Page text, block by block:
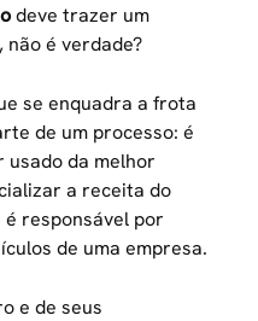
deve trazer um
é verdade?
se enquadra a frota
de um processo: é
usado da melhor
a receita do
é responsável por
de uma empresa.
e de seus